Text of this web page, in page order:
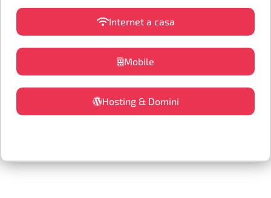
Internet a casa
Mobile
Hosting & Domini